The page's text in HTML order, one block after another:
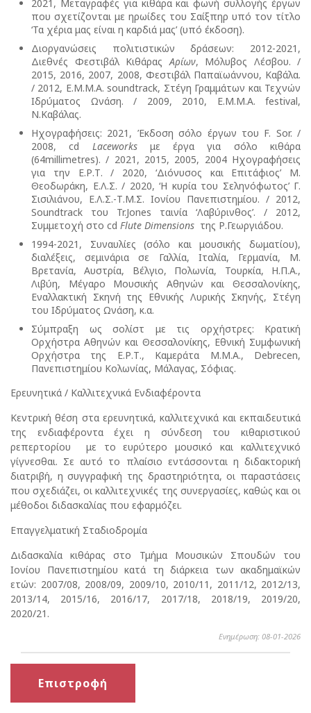
2021, Μεταγραφές για κιθάρα και φωνή συλλογής έργων
που σχετίζονται με ηρωίδες του Σαίξπηρ υπό τον τίτλο
‘Τα χέρια μας είναι η καρδιά μας’ (υπό έκδοση).
Διοργανώσεις πολιτιστικών δράσεων: 2012-2021,
Διεθνές Φεστιβάλ ΚιθάραςΑρίων, Μόλυβος Λέσβου. /
2015, 2016, 2007, 2008, Φεστιβάλ Παπαϊωάννου, Καβάλα.
/ 2012, E.M.M.A. soundtrack, Στέγη Γραμμάτων και Τεχνών
Ιδρύματος Ωνάση. / 2009, 2010, E.M.M.A. festival,
Ν.Καβάλας.
Ηχογραφήσεις: 2021, Έκδοση σόλο έργων του F. Sor. /
2008, cd Laceworksμε έργα για σόλο κιθάρα
(64millimetres). / 2021, 2015, 2005, 2004 Ηχογραφήσεις
για την Ε.Ρ.Τ. / 2020, ‘Διόνυσος και Επιτάφιος’ Μ.
Θεοδωράκη, Ε.Λ.Σ. / 2020, ‘Η κυρία του Σεληνόφωτος’ Γ.
Σισιλιάνου, Ε.Λ.Σ.-Τ.Μ.Σ. Ιονίου Πανεπιστημίου. / 2012,
Soundtrack του Tr.Jones ταινία ‘Λαβύρινθος’. / 2012,
Συμμετοχή στο cd Flute Dimensions της Ρ.Γεωργιάδου.
1994-2021, Συναυλίες (σόλο και μουσικής δωματίου),
διαλέξεις, σεμινάρια σε Γαλλία, Ιταλία, Γερμανία, Μ.
Βρετανία, Αυστρία, Βέλγιο, Πολωνία, Τουρκία, Η.Π.Α.,
Λιβύη, Μέγαρο Μουσικής Αθηνών και Θεσσαλονίκης,
Εναλλακτική Σκηνή της Εθνικής Λυρικής Σκηνής, Στέγη
του Ιδρύματος Ωνάση, κ.α.
Σύμπραξη ως σολίστ με τις ορχήστρες: Κρατική
Ορχήστρα Αθηνών και Θεσσαλονίκης, Εθνική Συμφωνική
Ορχήστρα της Ε.Ρ.Τ., Καμεράτα Μ.Μ.Α., Debrecen,
Πανεπιστημίου Κολωνίας, Μάλαγας, Σόφιας.
Ερευνητικά / Καλλιτεχνικά Ενδιαφέροντα
Κεντρική θέση στα ερευνητικά, καλλιτεχνικά και εκπαιδευτικά
της ενδιαφέροντα έχει η σύνδεση του κιθαριστικού
ρεπερτορίου με το ευρύτερο μουσικό και καλλιτεχνικό
γίγνεσθαι. Σε αυτό το πλαίσιο εντάσσονται η διδακτορική
διατριβή, η συγγραφική της δραστηριότητα, οι παραστάσεις
που σχεδιάζει, οι καλλιτεχνικές της συνεργασίες, καθώς και οι
μέθοδοι διδασκαλίας που εφαρμόζει.
Επαγγελματική Σταδιοδρομία
Διδασκαλία κιθάρας στο Τμήμα Μουσικών Σπουδών του
Ιονίου Πανεπιστημίου κατά τη διάρκεια των ακαδημαϊκών
ετών: 2007/08, 2008/09, 2009/10, 2010/11, 2011/12, 2012/13,
2013/14, 2015/16, 2016/17, 2017/18, 2018/19, 2019/20,
2020/21.
Ενημέρωση: 08-01-2026
Επιστροφή